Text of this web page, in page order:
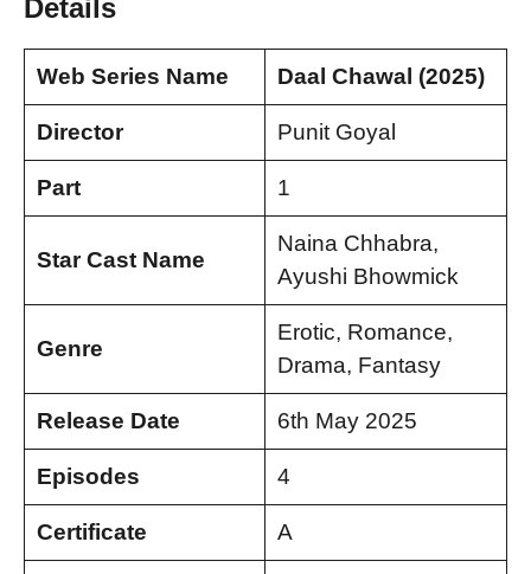
Details
Web Series Name Daal Chawal (2025)
Director Punit Goyal
Part 1
Star Cast Name
Naina Chhabra,
Ayushi Bhowmick
Genre
Erotic, Romance,
Drama, Fantasy
Release Date 6th May 2025
Episodes 4
Certificate A